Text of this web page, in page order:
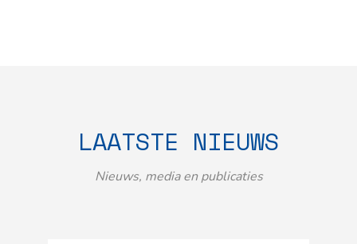
LAATSTE NIEUWS
Nieuws, media en publicaties